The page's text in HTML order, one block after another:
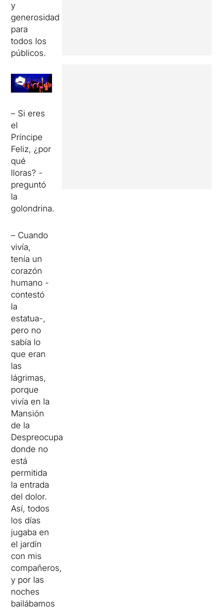
y
generosidad
para
todos los
públicos.
– Si eres
el
Príncipe
Feliz, ¿por
qué
lloras? -
preguntó
la
golondrina.
– Cuando
vivía,
tenía un
corazón
humano -
contestó
la
estatua-,
pero no
sabía lo
que eran
las
lágrimas,
porque
vivía en la
Mansión
de la
Despreocupación
donde no
está
permitida
la entrada
del dolor.
Así, todos
losdías
jugaba en
el jardín
con mis
compañeros,
y por las
noches
bailábamos